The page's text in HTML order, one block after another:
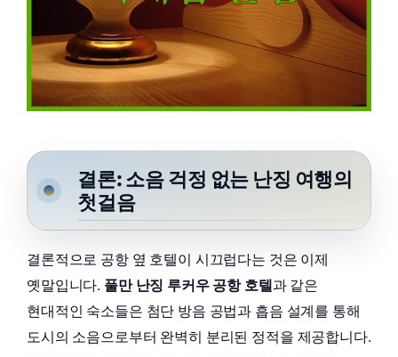
결론: 소음 걱정 없는 난징 여행의
첫걸음
결론적으로 공항 옆 호텔이 시끄럽다는 것은 이제
옛말입니다. 풀만 난징 루커우 공항 호텔과 같은
현대적인 숙소들은 첨단 방음 공법과 흡음 설계를 통해
도시의 소음으로부터 완벽히 분리된 정적을 제공합니다.